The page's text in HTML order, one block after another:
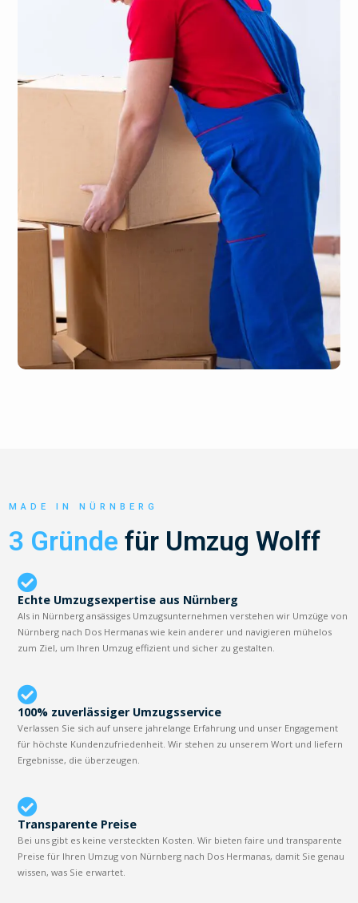
MADE IN NÜRNBERG
3 Gründe für Umzug Wolff
Echte Umzugsexpertise aus Nürnberg
Als in Nürnberg ansässiges Umzugsunternehmen verstehen wir Umzüge von
Nürnberg nach Dos Hermanas wie kein anderer und navigieren mühelos
zum Ziel, um Ihren Umzug effizient und sicher zu gestalten.
100% zuverlässiger Umzugsservice
Verlassen Sie sich auf unsere jahrelange Erfahrung und unser Engagement
für höchste Kundenzufriedenheit. Wir stehen zu unserem Wort und liefern
Ergebnisse, die überzeugen.
Transparente Preise
Bei uns gibt es keine versteckten Kosten. Wir bieten faire und transparente
Preise für Ihren Umzug von Nürnberg nach Dos Hermanas, damit Sie genau
wissen, was Sie erwartet.